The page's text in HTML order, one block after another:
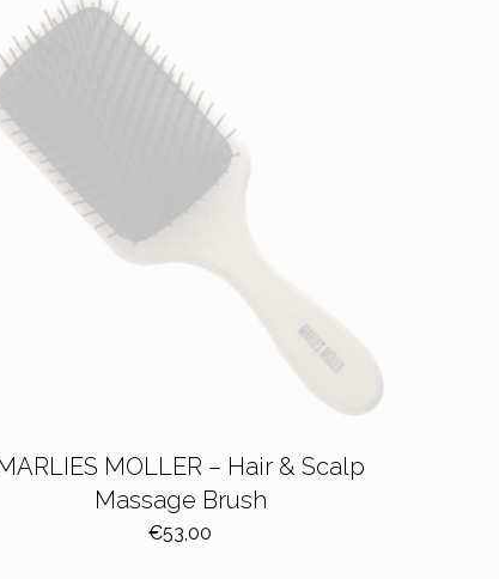
MOLLER – Hair & Scalp
Massage Brush
€53,00